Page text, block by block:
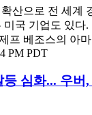
산으로 전 세계
미국 기업도 있다
프 베조스의 아
PM PDT
심화... 우버